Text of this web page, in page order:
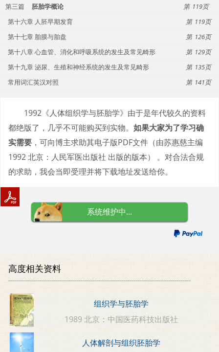
第三篇
胚胎学概论
119
第十六章 人胚早期发育
119
第十七章 胎膜与胎盘
126
第十八章 心血管、消化和呼吸系统的发生及常见畸形
129
第十九章 泌尿、生殖和神经系统的发生及常见畸形
135
常用词汇英汉对照
141
1992《人体组织学与胚胎学》由于是年代较久的资料
都绝版了，几乎不可能购买到实物。 如果大家为了学习确
实需要 ，可向博主求助其电子版PDF文件（由苏惠慈主编
1992 北京：人民军医出版社 出版的版本） 。对合法合规
的求助，我会当即受理并将下载地址发送给你。
系统维护中...
高度相关资料
组织学与胚胎学
1989 北京：中国医药科技出版社
人体解剖与组织胚胎学